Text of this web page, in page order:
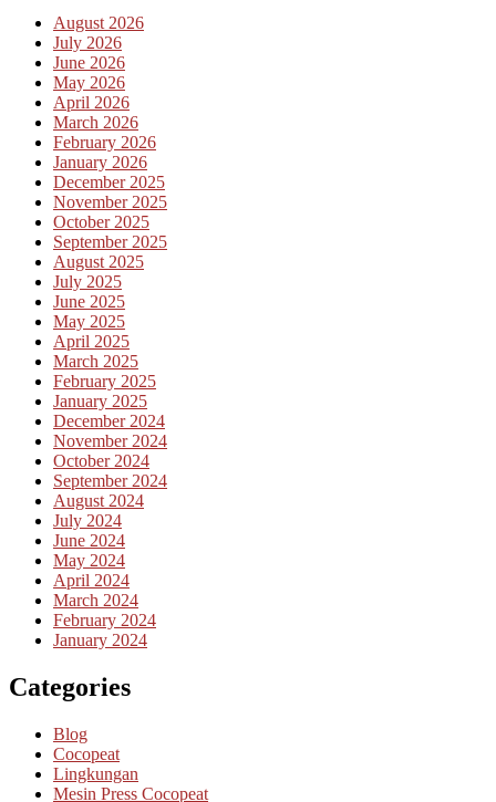
August 2026
July 2026
June 2026
May 2026
April 2026
March 2026
February 2026
January 2026
December 2025
November 2025
October 2025
September 2025
August 2025
July 2025
June 2025
May 2025
April 2025
March 2025
February 2025
January 2025
December 2024
November 2024
October 2024
September 2024
August 2024
July 2024
June 2024
May 2024
April 2024
March 2024
February 2024
January 2024
Categories
Blog
Cocopeat
Lingkungan
Mesin Press Cocopeat